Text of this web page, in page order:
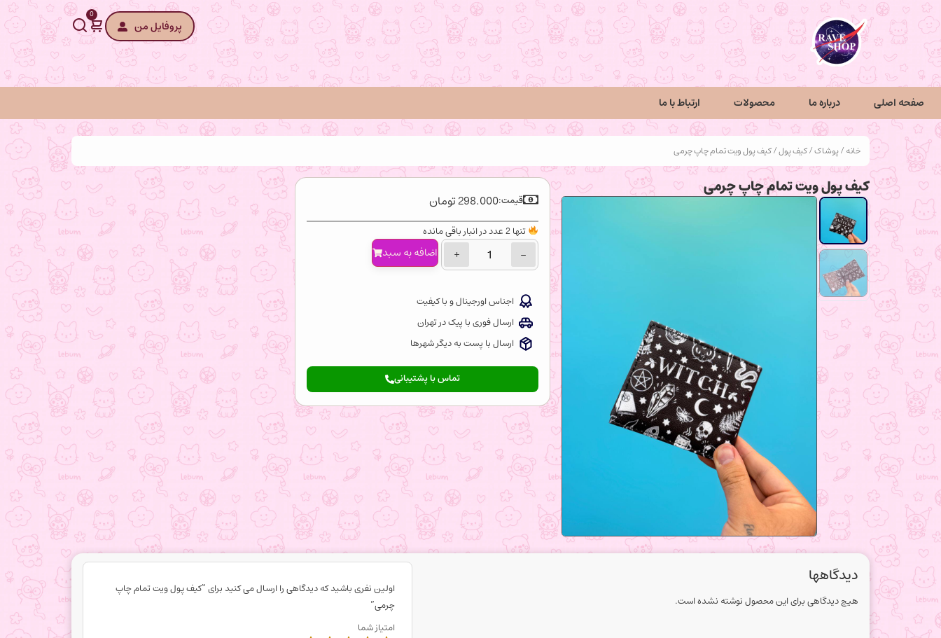
0
پروفایل من
صفحه اصلی درباره ما محصولات ارتباط با ما
خانه/پوشاک/کیف پول/ کیف پول ویت تمام چاپ چرمی
کیف پول ویت تمام چاپ چرمی
قیمت:298.000تومان
تنها 2 عدد در انبار باقی مانده
−
+ اضافه‌ به سبد
اجناس اورجینال و با کیفیت
ارسال فوری با پیک در تهران
ارسال با پست به دیگر شهرها
تماس با پشتیبانی
دیدگاهها
هیچ دیدگاهی برای این محصول نوشته نشده است.
اولین نفری باشید که دیدگاهی را ارسال می کنید برای “کیف پول ویت تمام چاپ
چرمی”
امتیاز شما